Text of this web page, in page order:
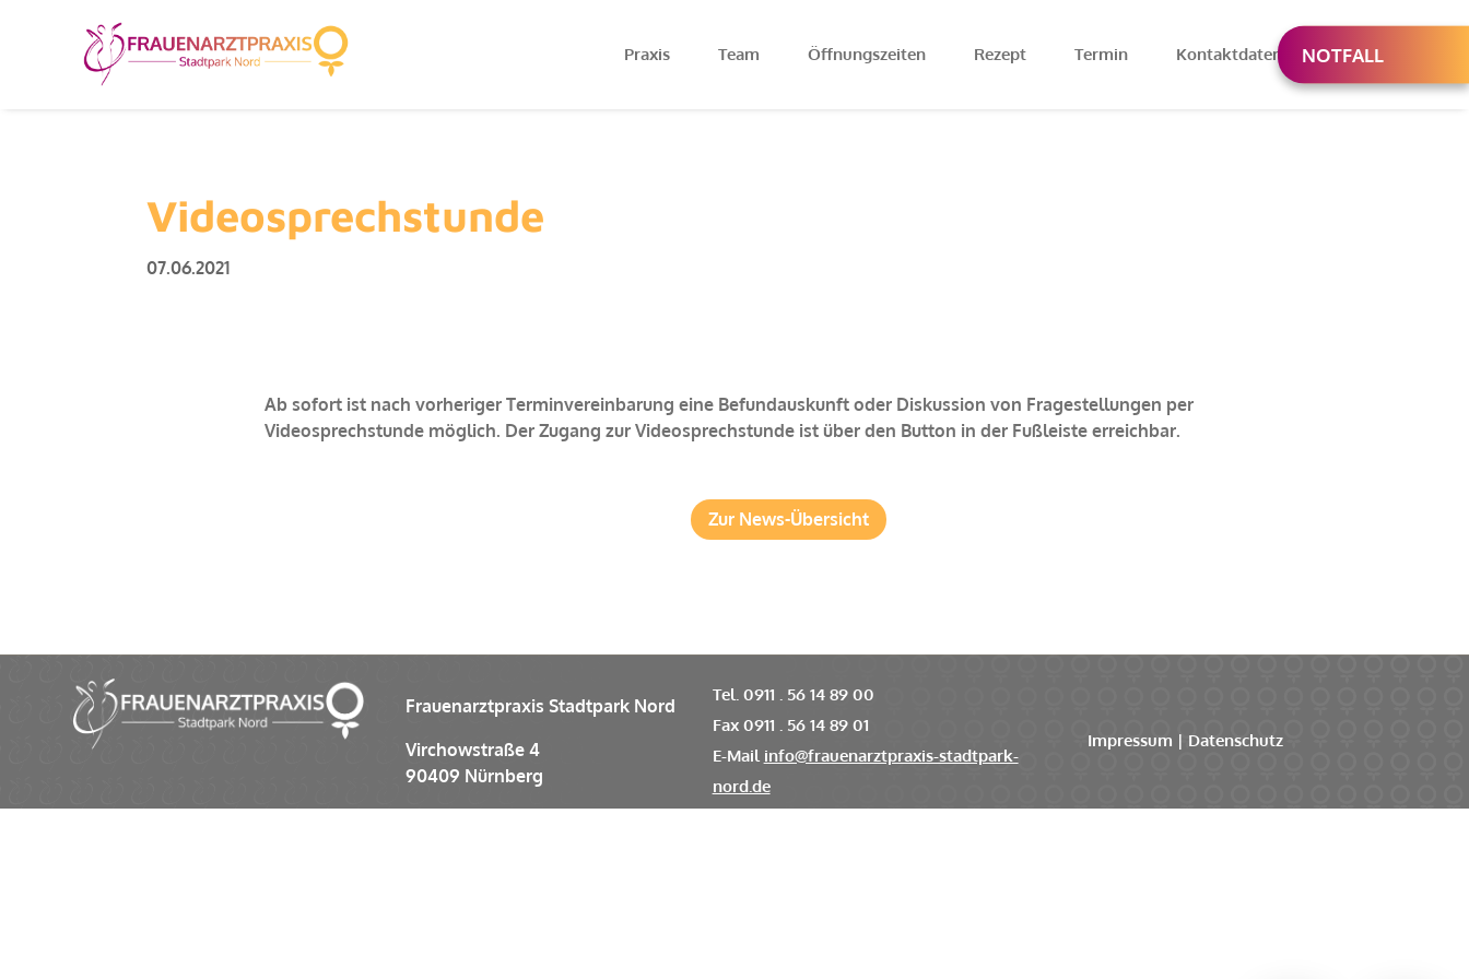
Praxis Team Öffnungszeiten Rezept Termin Kontaktdaten NOTFALL
Videosprechstunde
07.06.2021
Ab sofort ist nach vorheriger Terminvereinbarung eine Befundauskunft oder Diskussion von Fragestellungen per
Videosprechstunde möglich. Der Zugang zur Videosprechstunde ist über den Button in der Fußleiste erreichbar.
Zur News-Übersicht
Frauenarztpraxis Stadtpark Nord
Virchowstraße 4
90409 Nürnberg
Tel. 0911 . 56 14 89 00
Fax 0911 . 56 14 89 01
E-Mail info@frauenarztpraxis-stadtpark-
nord.de
Impressum | Datenschutz